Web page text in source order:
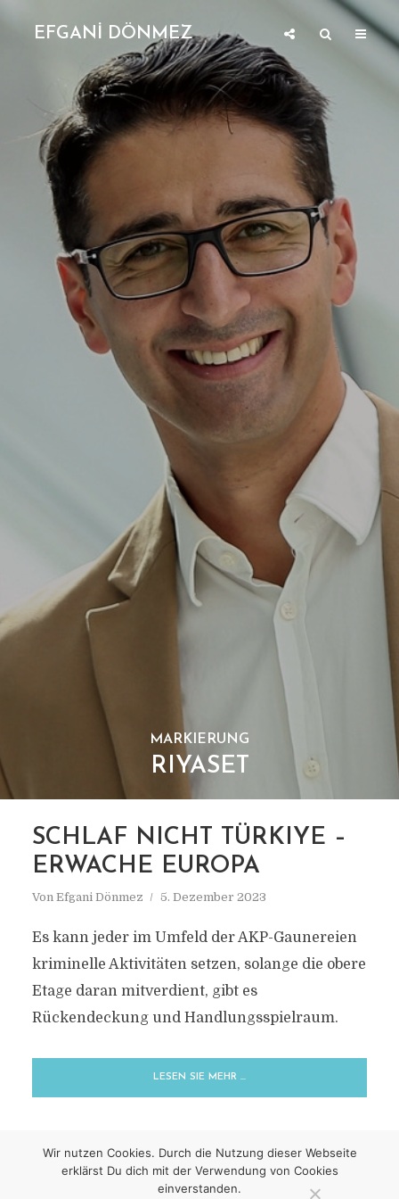
EFGANİ DÖNMEZ
MARKIERUNG
RIYASET
SCHLAF NICHT TÜRKIYE –
ERWACHE EUROPA
Von Efgani Dönmez 5. Dezember 2023
Es kann jeder im Umfeld der AKP-Gaunereien
kriminelle Aktivitäten setzen, solange die obere
Etage daran mitverdient, gibt es
Rückendeckung und Handlungsspielraum.
LESEN SIE MEHR …
Wir nutzen Cookies. Durch die Nutzung dieser Webseite
erklärst Du dich mit der Verwendung von Cookies
einverstanden.